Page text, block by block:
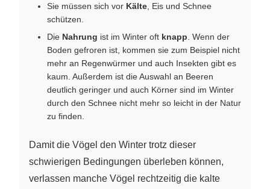
Sie müssen sich vor Kälte , Eis und Schnee
schützen.
Die Nahrung ist im Winter oft knapp . Wenn der
Boden gefroren ist, kommen sie zum Beispiel nicht
mehr an Regenwürmer und auch Insekten gibt es
kaum. Außerdem ist die Auswahl an Beeren
deutlich geringer und auch Körner sind im Winter
durch den Schnee nicht mehr so leicht in der Natur
zu finden.
Damit die Vögel den Winter trotz dieser
schwierigen Bedingungen überleben können,
verlassen manche Vögel rechtzeitig die kalte